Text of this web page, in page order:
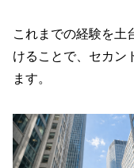
これまでの経験を土
けることで、セカン
ます。